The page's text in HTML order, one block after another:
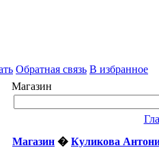
Обратная связь В избранное
Магазин
Магазин � Куликова